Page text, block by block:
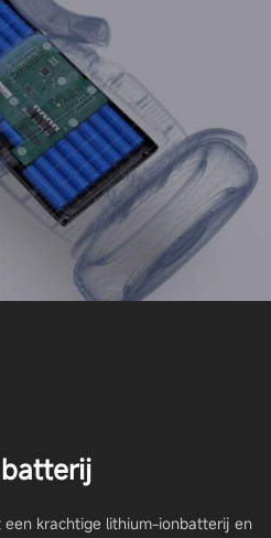
krachtige lithium-ionbatterij en
gebruikersmateriaal
snelle start, beperkte
verlengde